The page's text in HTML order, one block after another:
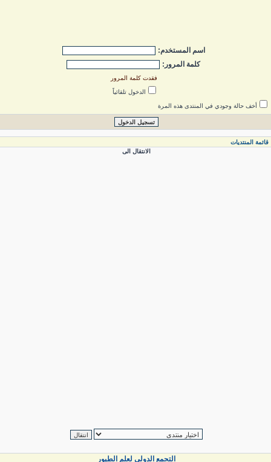
اسم المستخدم:
كلمة المرور:
فقدت كلمة المرور
الدخول تلقائياً
أخف حالة وجودي في المنتدى هذه المرة
المنتديات
الانتقال الى
التجمع الدولي لعلم الطيور